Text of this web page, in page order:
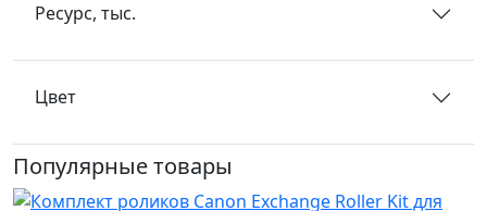
Ресурс, тыс.
Цвет
Популярные товары